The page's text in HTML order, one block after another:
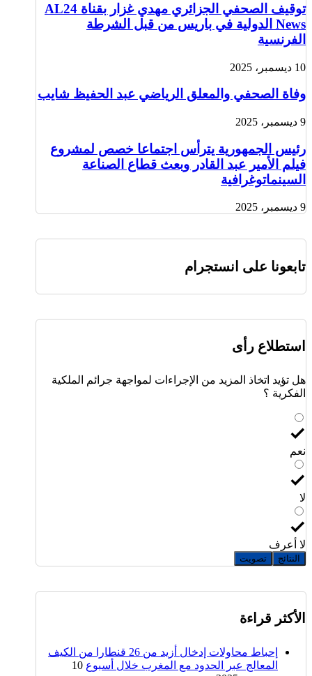
توقيف الصحفي الجزائري مهدي غزار بقناة AL24
News الدولية في باريس من قبل الشرطة
الفرنسية
10 ديسمبر، 2025
وفاة الصحفي والمعلق الرياضي عبد الحفيظ شايب
9 ديسمبر، 2025
رئيس الجمهورية يترأس اجتماعا خصص لمشروع
فيلم الأمير عبد القادر وبعث قطاع الصناعة
السينماتوغرافية
9 ديسمبر، 2025
تابعونا على انستجرام
استطلاع رأى
هل تؤيد اتخاذ المزيد من الإجراءات لمواجهة جرائم الملكية
الفكرية ؟
نعم
لا
لا أعرف
النتائج تصويت
الأكثر قراءة
إحباط محاولات إدخال أزيد من 26 قنطارا من الكيف
المعالج عبر الحدود مع المغرب خلال أسبوع 10